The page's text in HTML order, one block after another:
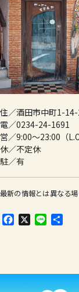
住／酒田市中町1-
電／0234-24-1691
営／9:00〜23:00（
休／不定休
駐／有
最新の情報とは異なる
F
o
X
L